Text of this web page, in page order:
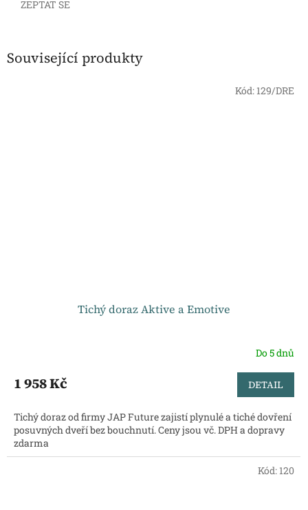
ZEPTAT SE
Související produkty
Tichý doraz Aktive a Emotive
Do 5 dnů
1 958 Kč DETAIL
Tichý doraz od firmy JAP Future zajistí plynulé a tiché dovření
posuvných dveří bez bouchnutí. Ceny jsou vč. DPH a dopravy
zdarma
Kód: 129/DRE
Kód: 120